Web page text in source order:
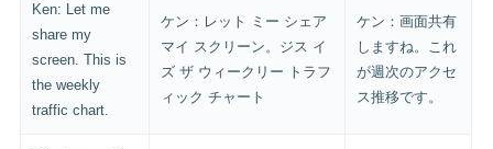
Ken: Let me
share my
screen. This is
the weekly
traffic chart.
ケン：レット ミー シェア
マイ スクリーン。ジス イ
ズ ザ ウィークリー トラフ
ィック チャート
ケン：画面共有
しますね。これ
が週次のアクセ
ス推移です。